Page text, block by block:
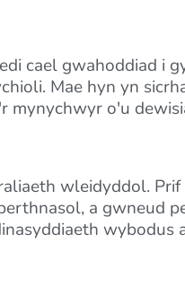
cael gwahoddiad i
Mae hyn yn
o'u
wleidyddol.
a gwneud
wybodus